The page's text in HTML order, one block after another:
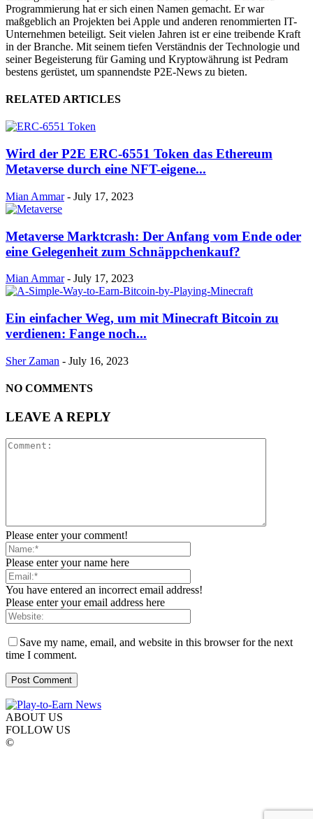
Programmierung hat er sich einen Namen gemacht. Er war
maßgeblich an Projekten bei Apple und anderen renommierten IT-
Unternehmen beteiligt. Seit vielen Jahren ist er eine treibende Kraft
in der Branche. Mit seinem tiefen Verständnis der Technologie und
seiner Begeisterung für Gaming und Kryptowährung ist Pedram
bestens gerüstet, um spannendste P2E-News zu bieten.
RELATED ARTICLES
Wird der P2E ERC-6551 Token das Ethereum
Metaverse durch eine NFT-eigene...
Mian Ammar - July 17, 2023
Metaverse Marktcrash: Der Anfang vom Ende oder
eine Gelegenheit zum Schnäppchenkauf?
Mian Ammar - July 17, 2023
Ein einfacher Weg, um mit Minecraft Bitcoin zu
verdienen: Fange noch...
Sher Zaman - July 16, 2023
NO COMMENTS
LEAVE A REPLY
Please enter your comment!
Please enter your name here
You have entered an incorrect email address!
Please enter your email address here
Save my name, email, and website in this browser for the next
time I comment.
ABOUT US
FOLLOW US
©